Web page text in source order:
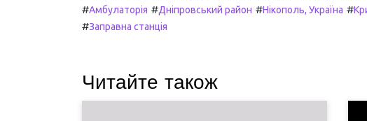
#Амбулаторія #Дніпровський район #Нікополь, Україна #
#Заправна станція
Читайте також